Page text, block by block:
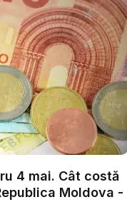
4 mai. Cât costă
Moldova -